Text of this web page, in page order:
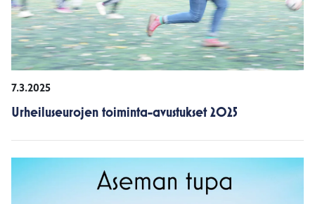
7.3.2025
Urheiluseurojen toiminta-avustukset 2025